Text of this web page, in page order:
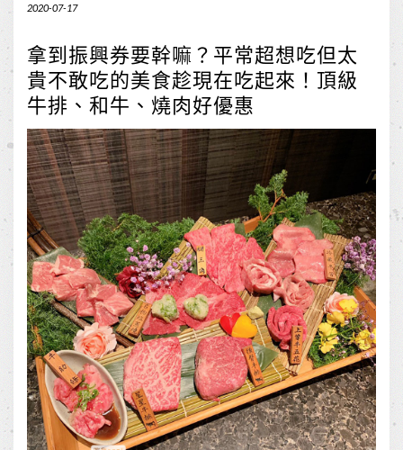
2020-07-17
拿到振興券要幹嘛？平常超想吃但太
貴不敢吃的美食趁現在吃起來！頂級
牛排、和牛、燒肉好優惠